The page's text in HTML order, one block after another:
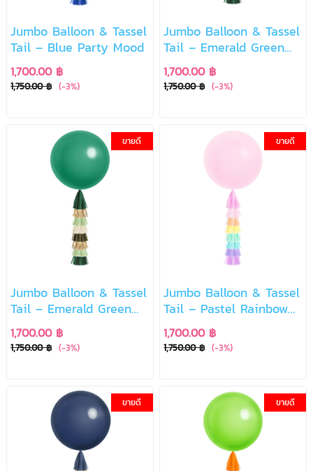
Jumbo Balloon & Tassel
Tail – Blue Party Mood
1,700.00 ฿
1,750.00 ฿ (-3%)
Jumbo Balloon & Tassel
Tail – Emerald Green
Luxury
1,700.00 ฿
1,750.00 ฿ (-3%)
ขายดี
Jumbo Balloon & Tassel
Tail – Emerald Green
Classic
1,700.00 ฿
1,750.00 ฿ (-3%)
ขายดี
Jumbo Balloon & Tassel
Tail – Pastel Rainbow
Dream
1,700.00 ฿
1,750.00 ฿ (-3%)
ขายดี ขายดี